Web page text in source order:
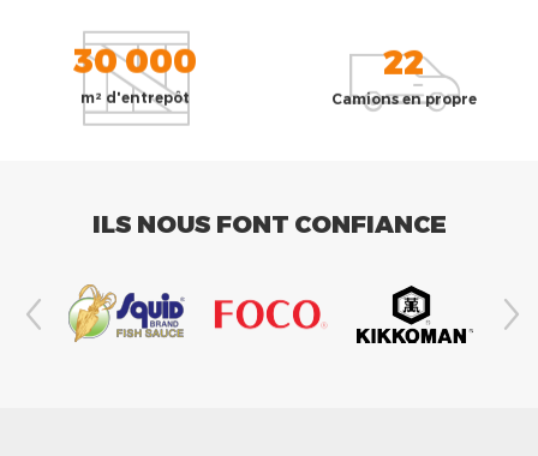
30 000
m² d'entrepôt
22
Camions en propre
ILS NOUS FONT CONFIANCE